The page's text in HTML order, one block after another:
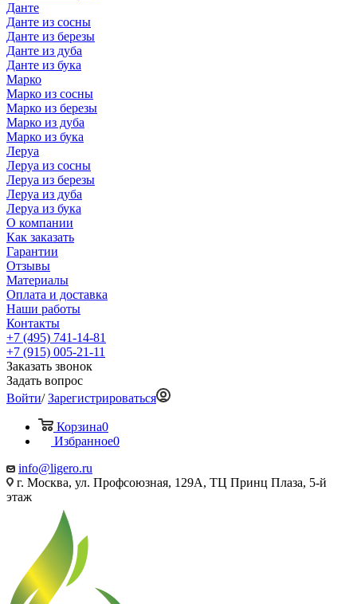
Данте
Данте из сосны
Данте из березы
Данте из дуба
Данте из бука
Марко
Марко из сосны
Марко из березы
Марко из дуба
Марко из бука
Леруа
Леруа из сосны
Леруа из березы
Леруа из дуба
Леруа из бука
О компании
Как заказать
Гарантии
Отзывы
Материалы
Оплата и доставка
Наши работы
Контакты
+7 (495) 741-14-81
+7 (915) 005-21-11
Заказать звонок
Задать вопрос
Войти/Зарегистрироваться
Корзина0
Избранное0
info@ligero.ru
г. Москва, ул. Профсоюзная, 129А, ТЦ Принц Плаза, 5-й
этаж